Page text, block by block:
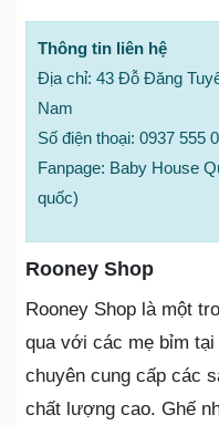
Thông tin liên hệ
Địa chỉ: 43 Đỗ Đăng
Nam
Số điện thoại: 0937 555
Fanpage: Baby House
quốc)
Rooney Shop
Rooney Shop là một
qua với các mẹ bỉm
chuyên cung cấp các
chất lượng cao. Ghế